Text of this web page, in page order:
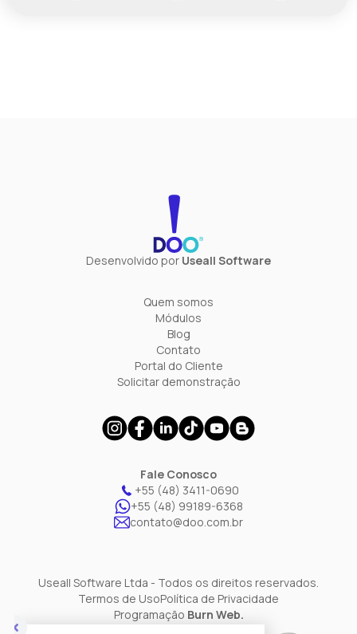
Desenvolvido por Useall Software
Quem somos
Módulos
Blog
Contato
Portal do Cliente
Solicitar demonstração
Fale Conosco
+55 (48) 3411-0690
+55 (48) 99189-6368
contato@doo.com.br
Useall Software Ltda - Todos os direitos reservados.
Termos de UsoPolítica de Privacidade
Programação Burn Web.